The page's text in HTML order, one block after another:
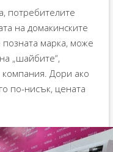
потребителите
на домакинските
позната марка, може
„шайбите“,
Дори ако
по-нисък, цената